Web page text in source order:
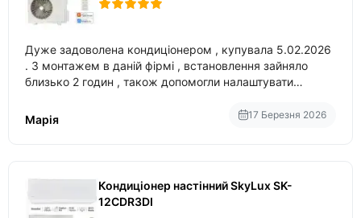
Дуже задоволена кондиціонером , купувала 5.02.2026
. З монтажем в даній фірмі , встановлення зайняло
близько 2 годин , також допомогли налаштувати
Марія
17 Березня 2026
Кондиціонер настінний SkyLux SK-
12CDR3DI